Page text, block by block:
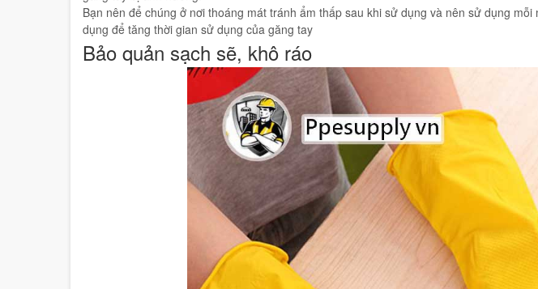
Bạn nên để chúng ở nơi thoáng mát tránh ẩm thấp sau khi sử dụng và nên sử dụng
dụng để tăng thời gian sử dụng của găng tay
Bảo quản sạch sẽ, khô ráo